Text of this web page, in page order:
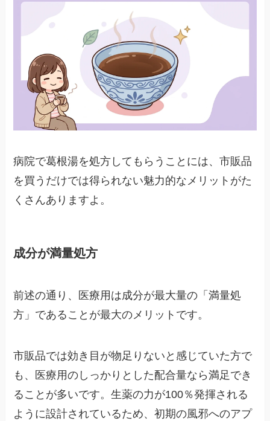
病院で葛根湯を処方してもらうことには、市販品
を買うだけでは得られない魅力的なメリットがた
くさんありますよ。
成分が満量処方
前述の通り、医療用は成分が最大量の「満量処
方」であることが最大のメリットです。
市販品では効き目が物足りないと感じていた方で
も、医療用のしっかりとした配合量なら満足でき
ることが多いです。生薬の力が100％発揮される
ように設計されているため、初期の風邪へのアプ